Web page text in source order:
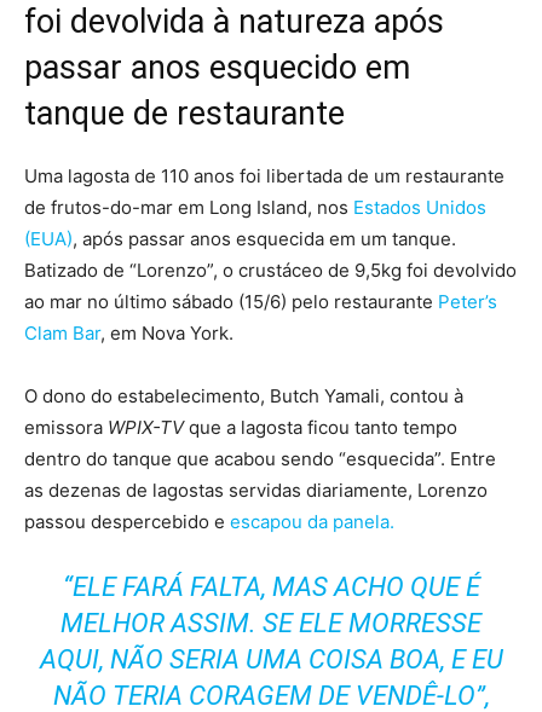
foi devolvida à natureza após
passar anos esquecido em
tanque de restaurante
Uma lagosta de 110 anos foi libertada de um restaurante
de frutos-do-mar em Long Island, nos Estados Unidos
(EUA), após passar anos esquecida em um tanque.
Batizado de “Lorenzo”, o crustáceo de 9,5kg foi devolvido
ao mar no último sábado (15/6) pelo restaurante Peter’s
Clam Bar, em Nova York.
O dono do estabelecimento, Butch Yamali, contou à
emissora WPIX-TVque a lagosta ficou tanto tempo
dentro do tanque que acabou sendo “esquecida”. Entre
as dezenas de lagostas servidas diariamente, Lorenzo
passou despercebido e escapou da panela.
“ELE FARÁ FALTA, MAS ACHO QUE É
MELHOR ASSIM. SE ELE MORRESSE
AQUI, NÃO SERIA UMA COISA BOA, E EU
NÃO TERIA CORAGEM DE VENDÊ-LO”,